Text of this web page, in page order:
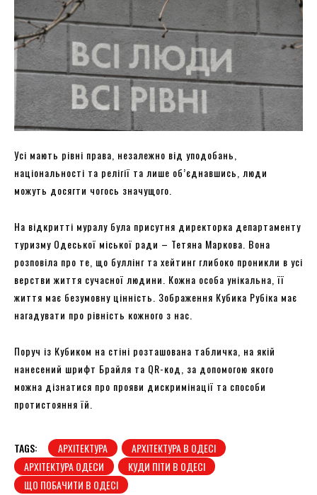
Усі мають рівні права, незалежно від уподобань,
національності та релігії та лише об’єднавшись, люди
можуть досягти чогось значущого.
На відкритті муралу була присутня директорка департаменту
туризму Одеської міської ради – Тетяна Маркова. Вона
розповіла про те, що буллінг та хейтинг глибоко проникли в усі
верстви життя сучасної людини. Кожна особа унікальна, її
життя має безумовну цінність. Зображення Кубика Рубіка має
нагадувати про рівність кожного з нас.
Поруч із Кубиком на стіні розташована табличка, на якій
нанесений шрифт Брайля та QR-код, за допомогою якого
можна дізнатися про прояви дискримінації та способи
протистояння їй.
TAGS: АРХІТЕКТУРА
АРХІТЕКТУРА В ОДЕСІ
АРХІТЕКТУРА ОДЕСИ
КУДИ ПІТИ В ОДЕСІ
ЩО ПОБАЧИТИ В ОДЕСІ